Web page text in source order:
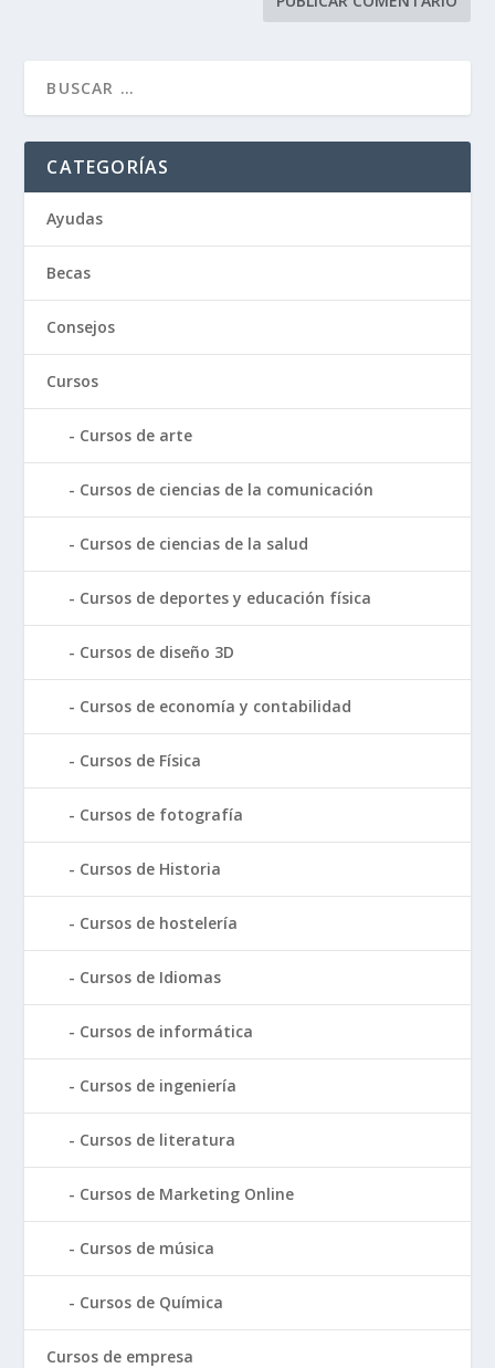
CATEGORÍAS
Ayudas
Becas
Consejos
Cursos
Cursos de arte
Cursos de ciencias de la comunicación
Cursos de ciencias de la salud
Cursos de deportes y educación física
Cursos de diseño 3D
Cursos de economía y contabilidad
Cursos de Física
Cursos de fotografía
Cursos de Historia
Cursos de hostelería
Cursos de Idiomas
Cursos de informática
Cursos de ingeniería
Cursos de literatura
Cursos de Marketing Online
Cursos de música
Cursos de Química
Cursos de empresa